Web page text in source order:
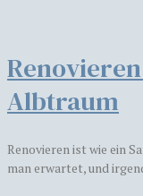
Albtraum
Renovieren ist wie ein
man erwartet, und